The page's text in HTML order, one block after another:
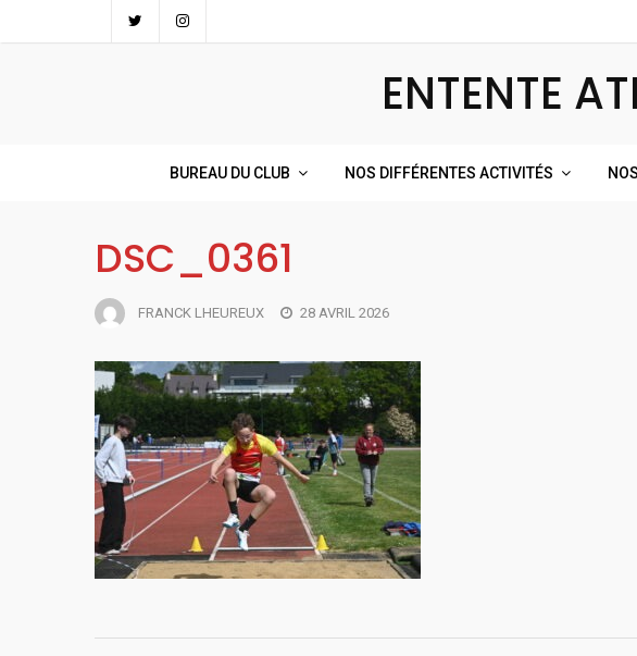
to
ENTENTE
BUREAU DU CLUB NOS DIFFÉRENTES ACTIVITÉS
DSC_0361
FRANCK LHEUREUX 28 AVRIL 2026